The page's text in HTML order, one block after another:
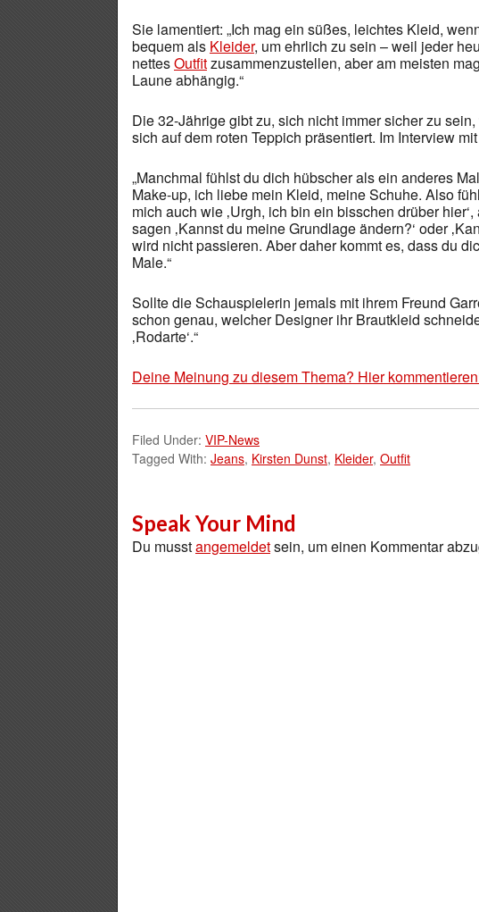
Sie lamentiert: „Ich mag ein süßes, leichtes Kleid,
bequem als Kleider, um ehrlich zu sein – weil jeder
nettesOutfitzusammenzustellen, aber am meisten
Laune abhängig.“
Die 32-Jährige gibt zu, sich nicht immer sicher zu
sich auf dem roten Teppich präsentiert. Im Interview
„Manchmal fühlst du dich hübscher als ein anderes
Make-up, ich liebe mein Kleid, meine Schuhe. Also
mich auch wie ‚Urgh, ich bin ein bisschen drüber
sagen ‚Kannst du meine Grundlage ändern?‘ oder
wird nicht passieren. Aber daher kommt es, dass du
Male.“
Sollte die Schauspielerin jemals mit ihrem Freund
schon genau, welcher Designer ihr Brautkleid
‚Rodarte‘.“
Deine Meinung zu diesem Thema? Hier
Filed Under: VIP-News
Tagged With: Jeans, Kirsten Dunst, Kleider, Outfit
Speak Your Mind
Du musstangemeldetsein, um einen Kommentar